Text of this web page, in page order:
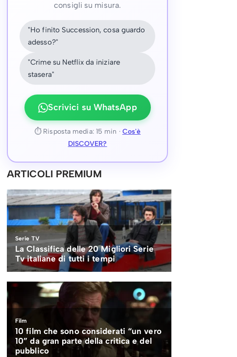
consigli su misura.
"Ho finito Succession, cosa guardo
adesso?"
"Crime su Netflix da iniziare
stasera"
Scrivici su WhatsApp
⏱ Risposta media: 15 min · Cos'è
DISCOVER?
ARTICOLI PREMIUM